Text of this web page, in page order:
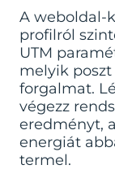
A weboldal-
profilról
UTM
melyik
forgalmat.
végezz
eredményt,
energiát
termel.